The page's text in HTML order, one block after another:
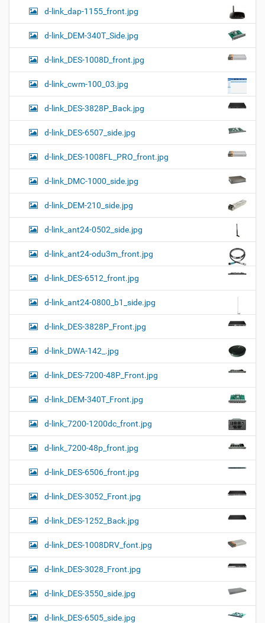
d-link_dap-1155_front.jpg
d-link_DEM-340T_Side.jpg
d-link_DES-1008D_front.jpg
d-link_cwm-100_03.jpg
d-link_DES-3828P_Back.jpg
d-link_DES-6507_side.jpg
d-link_DES-1008FL_PRO_front.jpg
d-link_DMC-1000_side.jpg
d-link_DEM-210_side.jpg
d-link_ant24-0502_side.jpg
d-link_ant24-odu3m_front.jpg
d-link_DES-6512_front.jpg
d-link_ant24-0800_b1_side.jpg
d-link_DES-3828P_Front.jpg
d-link_DWA-142_.jpg
d-link_DES-7200-48P_Front.jpg
d-link_DEM-340T_Front.jpg
d-link_7200-1200dc_front.jpg
d-link_7200-48p_front.jpg
d-link_DES-6506_front.jpg
d-link_DES-3052_Front.jpg
d-link_DES-1252_Back.jpg
d-link_DES-1008DRV_font.jpg
d-link_DES-3028_Front.jpg
d-link_DES-3550_side.jpg
d-link_DES-6505_side.jpg